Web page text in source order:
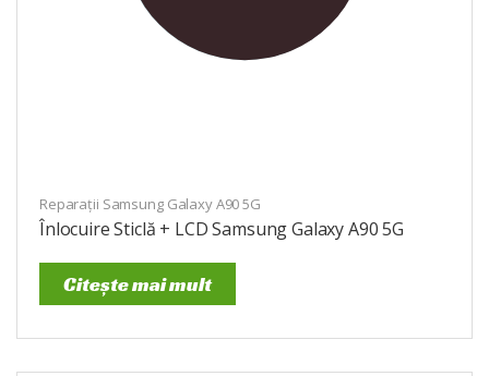
Reparații Samsung Galaxy A90 5G
Înlocuire Sticlă + LCD Samsung Galaxy A90 5G
Citește mai mult